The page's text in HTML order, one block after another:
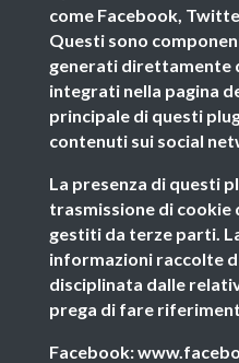
come Facebook,
Questi sono
generati direttamente
integrati nella pagina
principale di questi
contenuti sui social
La presenza di questi
trasmissione di cookie
gestiti da terze parti.
informazioni raccolte
disciplinata dalle
prega di fare
Facebook: